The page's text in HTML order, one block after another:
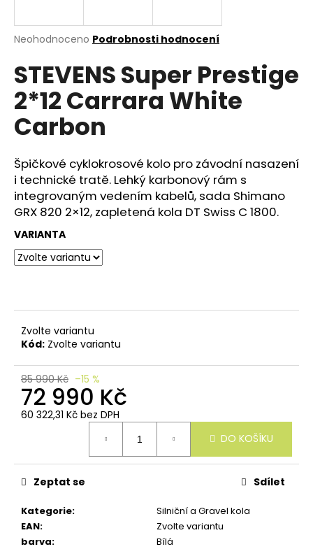
Průměrné
produktu
je
0,0
z
5
hvězdiček.
Neohodnoceno Podrobnosti hodnocení
STEVENS Super Prestige
2*12 Carrara White
Carbon
Špičkové cyklokrosové kolo pro závodní nasazení
i technické tratě. Lehký karbonový rám s
integrovaným vedením kabelů, sada Shimano
GRX 820 2×12, zapletená kola DT Swiss C 1800.
VARIANTA
Zvolte variantu
Kód: Zvolte variantu
85 990 Kč –15 %
72 990 Kč
60 322,31 Kč bez DPH
DO KOŠÍKU
Kategorie:
Silniční a Gravel kola
EAN:
Zvolte variantu
barva:
Bílá
Zeptat se Sdílet
n
a
í
t
?
HLEDAT
D
o
u
u
e
m